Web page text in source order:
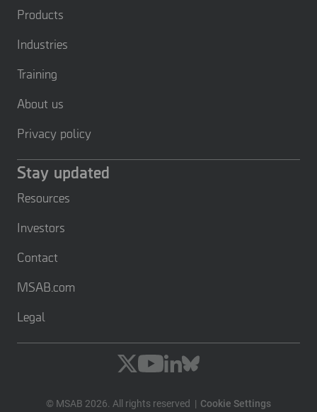
Products
Industries
Training
About us
Privacy policy
Stay updated
Resources
Investors
Contact
MSAB.com
Legal
© MSAB 2026. All rights reserved Cookie Settings